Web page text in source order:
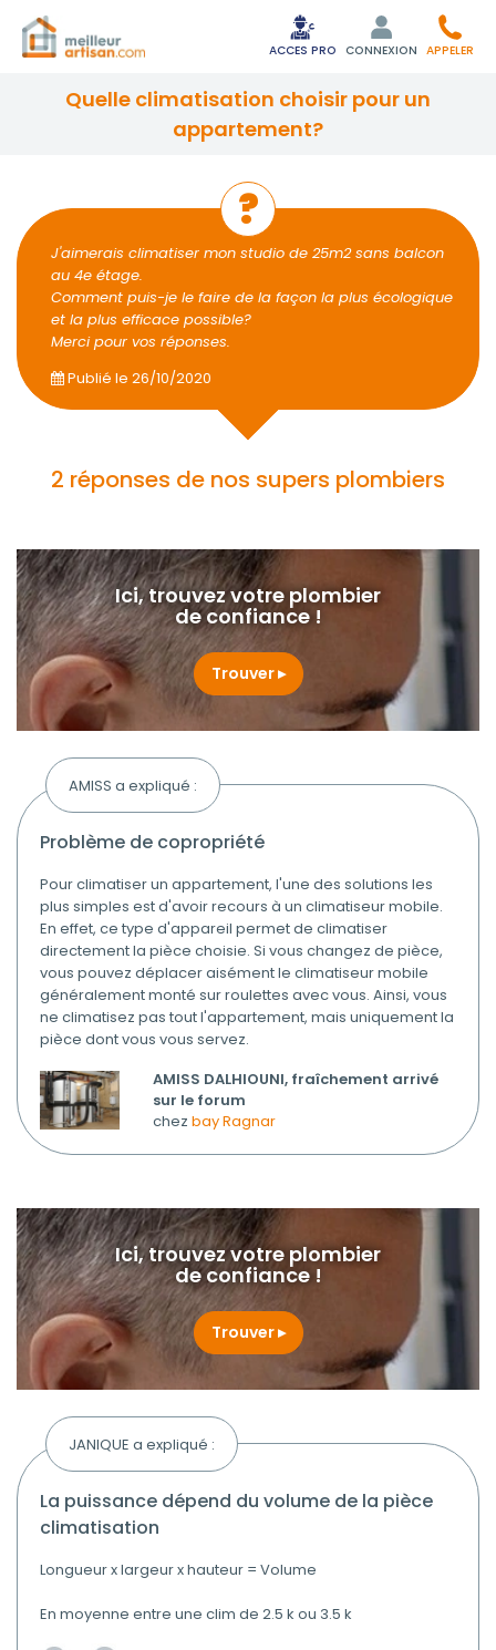
ACCES PRO CONNEXION APPELER
quelle climatisation choisir pour un
appartement?
J'aimerais climatiser mon studio de 25m2 sans balcon
au 4e étage.
Comment puis-je le faire de la façon la plus écologique
et la plus efficace possible?
Merci pour vos réponses.
Publié le 26/10/2020
2 réponses de nos supers plombiers
Ici, trouvez votre plombier
de confiance !
Trouver
AMISS a expliqué :
problème de copropriété
Pour climatiser un appartement, l'une des solutions les
plus simples est d'avoir recours à un climatiseur mobile.
En effet, ce type d'appareil permet de climatiser
directement la pièce choisie. Si vous changez de pièce,
vous pouvez déplacer aisément le climatiseur mobile
généralement monté sur roulettes avec vous. Ainsi, vous
ne climatisez pas tout l'appartement, mais uniquement la
pièce dont vous vous servez.
AMISS DALHIOUNI, fraîchement arrivé
sur le forum
chez bay Ragnar
Ici, trouvez votre plombier
de confiance !
Trouver
JANIQUE a expliqué :
la puissance dépend du volume de la pièce
climatisation
Longueur x largeur x hauteur = Volume
En moyenne entre une clim de 2.5 k ou 3.5 k